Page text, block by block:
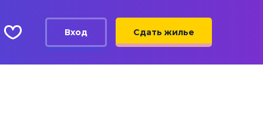
Вход Сдать жилье